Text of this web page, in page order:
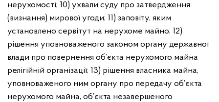
нерухомості; 10) ухвали суду про затвердження
(визнання) мирової угоди; 11) заповіту, яким
установлено сервітут на нерухоме майно; 12)
рішення уповноваженого законом органу державної
влади про повернення об’єкта нерухомого майна
релігійній організації; 13) рішення власника майна,
уповноваженого ним органу про передачу об’єкта
нерухомого майна, об’єкта незавершеного